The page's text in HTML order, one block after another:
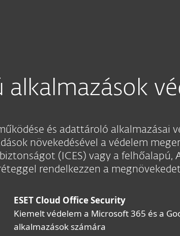
alkalmazások
és adattároló alkalmazásai
növekedésével a védelem
(ICES) vagy a felhőalapú,
rendelkezzen a
ESET Cloud Office Security
Kiemelt védelem a Microsoft 365 és a
alkalmazások számára